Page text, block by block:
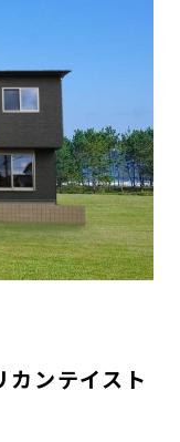
ンテイスト